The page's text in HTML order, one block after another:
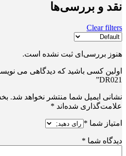
نقد و بررسی‌ها
Clear filters
هنوز بررسی‌ای ثبت نشده است.
اولین کسی باشید که دیدگاهی می
DR021”
نشانی ایمیل شما منتشر نخواهد شد.
علامت‌گذاری شده‌اند *
امتیاز شما *
دیدگاه شما *